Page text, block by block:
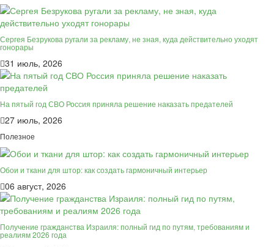
Сергея Безрукова ругали за рекламу, не зная, куда действительно уходят
гонорары
31 июль, 2026
На пятый год СВО Россия приняла решение наказать предателей
27 июль, 2026
Полезное
Обои и ткани для штор: как создать гармоничный интерьер
06 август, 2026
Получение гражданства Израиля: полный гид по путям, требованиям и
реалиям 2026 года